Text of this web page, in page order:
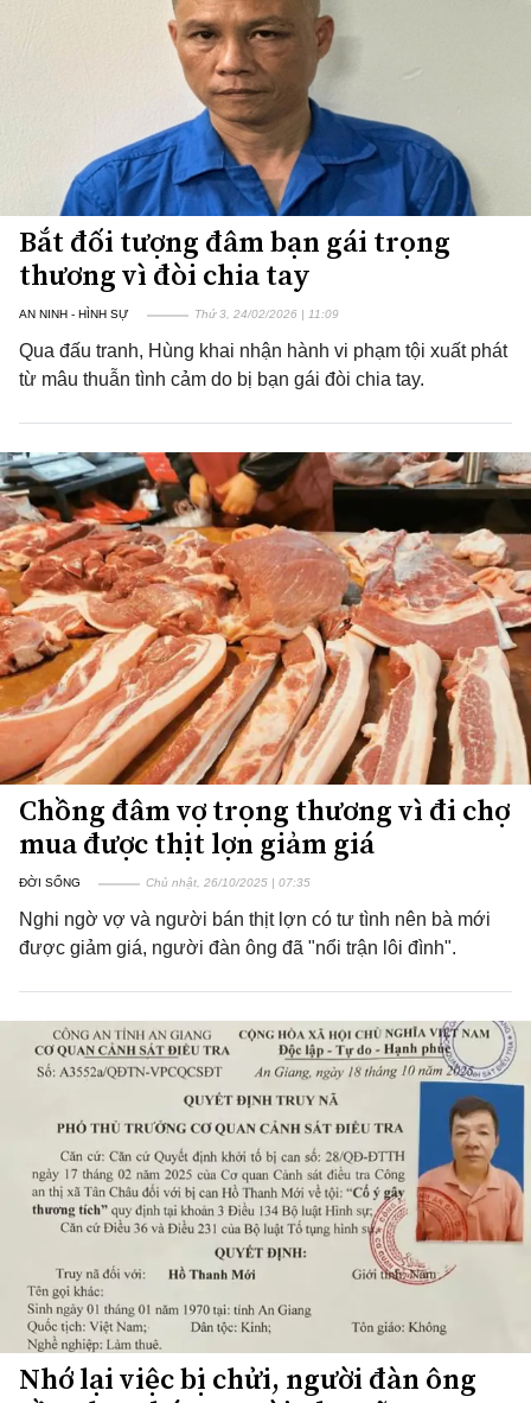
Bắt đối tượng đâm bạn gái trọng
thương vì đòi chia tay
AN NINH - HÌNH SỰ Thứ 3, 24/02/2026 | 11:09
Qua đấu tranh, Hùng khai nhận hành vi phạm tội xuất phát
từ mâu thuẫn tình cảm do bị bạn gái đòi chia tay.
Chồng đâm vợ trọng thương vì đi chợ
mua được thịt lợn giảm giá
ĐỜI SỐNG Chủ nhật, 26/10/2025 | 07:35
Nghi ngờ vợ và người bán thịt lợn có tư tình nên bà mới
được giảm giá, người đàn ông đã "nổi trận lôi đình".
Nhớ lại việc bị chửi, người đàn ông